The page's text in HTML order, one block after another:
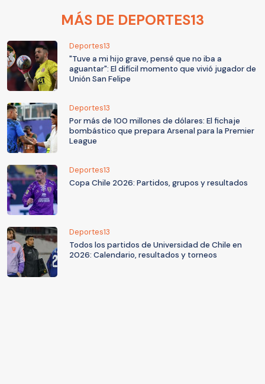
MÁS DE DEPORTES13
Deportes13
"Tuve a mi hijo grave, pensé que no iba a
aguantar": El difícil momento que vivió jugador de
Unión San Felipe
Deportes13
Por más de 100 millones de dólares: El fichaje
bombástico que prepara Arsenal para la Premier
League
Deportes13
Copa Chile 2026: Partidos, grupos y resultados
Deportes13
Todos los partidos de Universidad de Chile en
2026: Calendario, resultados y torneos